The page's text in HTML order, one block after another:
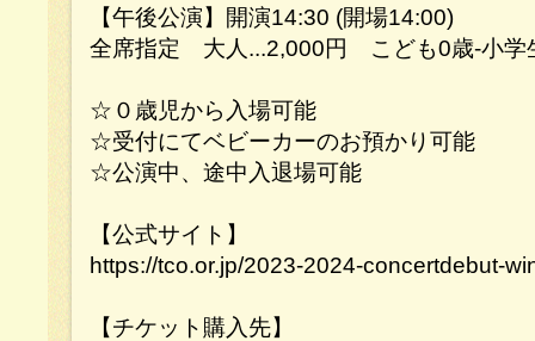
【午後公演】開演14:30 (開場14:00)
全席指定 大人...2,000円 こども0歳-小学
☆０歳児から入場可能
☆受付にてベビーカーのお預かり可能
☆公演中、途中入退場可能
【公式サイト】
https://tco.or.jp/2023-2024-concertdebut-
【チケット購入先】